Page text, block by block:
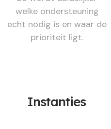
welke ondersteuning
echt nodig is en waar de
prioriteit ligt.
Instanties